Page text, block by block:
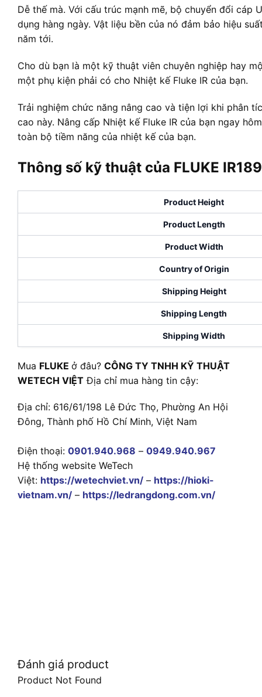
Dễ thế mà. Với cấu trúc mạnh mẽ, bộ chuyển đổi
dụng hàng ngày. Vật liệu bền của nó đảm bảo hiệu
năm tới.
Cho dù bạn là một kỹ thuật viên chuyên nghiệp hay
một phụ kiện phải có cho Nhiệt kế Fluke IR của bạn.
Trải nghiệm chức năng nâng cao và tiện lợi khi phân
cao này. Nâng cấp Nhiệt kế Fluke IR của bạn ngay
toàn bộ tiềm năng của nhiệt kế của bạn.
Thông số kỹ thuật của FLUKE
Product Height
Product Length
Product Width
Country of Origin
Shipping Height
Shipping Length
Shipping Width
Mua FLUKE ở đâu? CÔNG TY TNHH KỸ THUẬT
WETECH VIỆT Địa chỉ mua hàng tin cậy:
Địa chỉ: 616/61/198 Lê Đức Thọ, Phường An Hội
Đông, Thành phố Hồ Chí Minh, Việt Nam
Điện thoại: 0901.940.968 – 0949.940.967
Hệ thống website WeTech
Việt: https://wetechviet.vn/ – https://hioki-
vietnam.vn/ – https://ledrangdong.com.vn/
Đánh giá product
Product Not Found